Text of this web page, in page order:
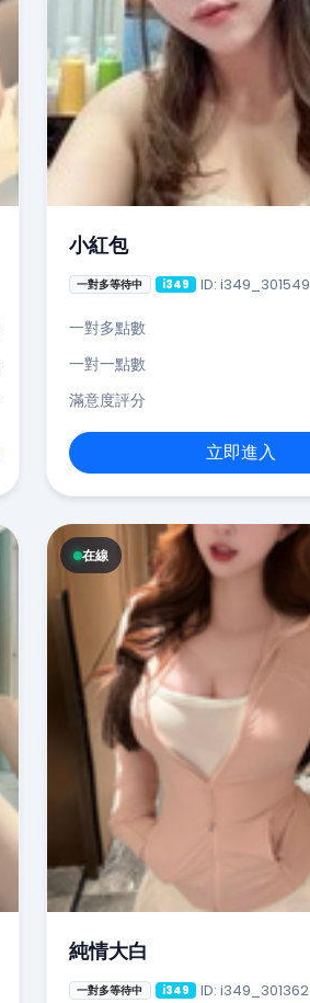
小紅包
一對多等待中 i349 ID: i349_301549
一對多點數
一對一點數
滿意度評分
立即進入
在線
純情大白
一對多等待中 i349 ID: i349_301362